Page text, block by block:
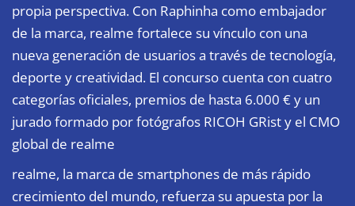
propia perspectiva. Con Raphinha como embajador
de la marca, realme fortalece su vínculo con una
nueva generación de usuarios a través de tecnología,
deporte y creatividad. El concurso cuenta con cuatro
categorías oficiales, premios de hasta 6.000 € y un
jurado formado por fotógrafos RICOH GRist y el CMO
global de realme
realme, la marca de smartphones de más rápido
crecimiento del mundo, refuerza su apuesta por la